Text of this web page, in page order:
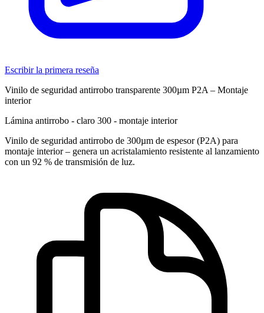
Escribir la primera reseña
Vinilo de seguridad antirrobo transparente 300µm P2A – Montaje
interior
Lámina antirrobo - claro 300 - montaje interior
Vinilo de seguridad antirrobo de 300µm de espesor (P2A) para
montaje interior – genera un acristalamiento resistente al lanzamiento
con un 92 % de transmisión de luz.